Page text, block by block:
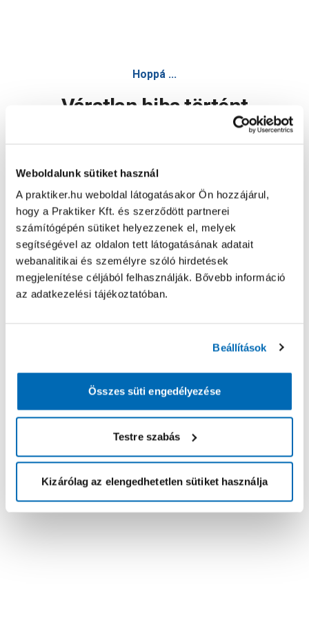
Weboldalunk sütiket használ
A praktiker.hu weboldal látogatásakor Ön hozzájárul,
hogy a Praktiker Kft. és szerződött partnerei
számítógépén sütiket helyezzenek el, melyek
segítségével az oldalon tett látogatásának adatait
webanalitikai és személyre szóló hirdetések
megjelenítése céljából felhasználják. Bővebb információ
az adatkezelési tájékoztatóban.
Beállítások
Összes süti engedélyezése
Testre szabás
Kizárólag az elengedhetetlen sütiket használja
Hoppá ...
Váratlan hiba történt
Oldal újratöltése